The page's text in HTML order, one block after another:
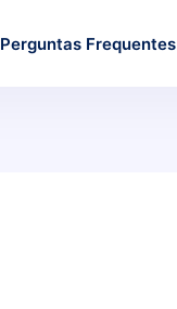
Perguntas Frequentes